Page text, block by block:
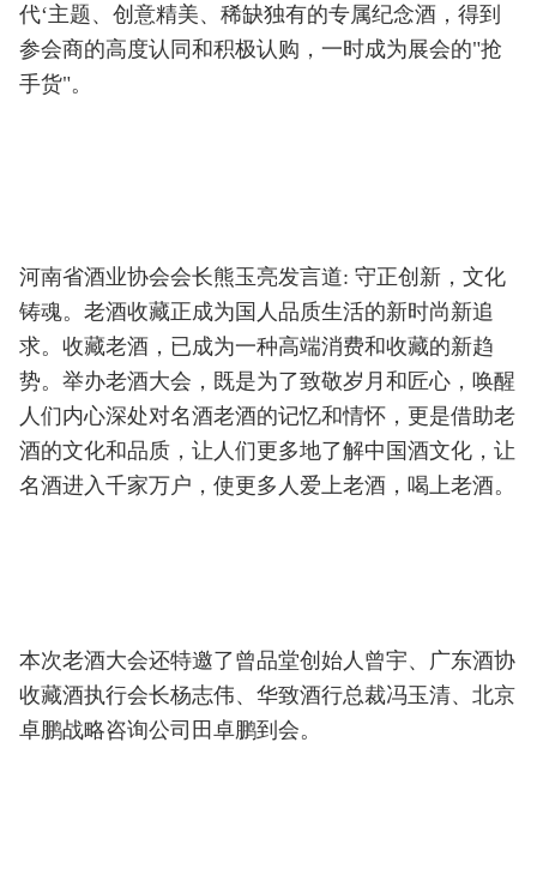
代‘主题、创意精美、稀缺独有的专属纪念酒，得到
参会商的高度认同和积极认购，一时成为展会的"抢
手货"。
河南省酒业协会会长熊玉亮发言道: 守正创新，文化
铸魂。老酒收藏正成为国人品质生活的新时尚新追
求。收藏老酒，已成为一种高端消费和收藏的新趋
势。举办老酒大会，既是为了致敬岁月和匠心，唤醒
人们内心深处对名酒老酒的记忆和情怀，更是借助老
酒的文化和品质，让人们更多地了解中国酒文化，让
名酒进入千家万户，使更多人爱上老酒，喝上老酒。
本次老酒大会还特邀了曾品堂创始人曾宇、广东酒协
收藏酒执行会长杨志伟、华致酒行总裁冯玉清、北京
卓鹏战略咨询公司田卓鹏到会。